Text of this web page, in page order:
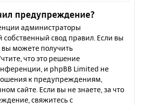
предупреждение?
администраторы
собственный свод правил. Если вы
можете получить
что это решение
и phpBB Limited не
к предупреждениям,
сайте. Если вы не знаете, за что
свяжитесь с